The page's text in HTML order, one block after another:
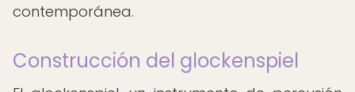
contemporánea.
Construcción del glockenspiel